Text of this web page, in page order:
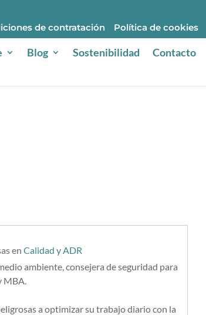
de contratación Política de cookies
Blog Sostenibilidad Contacto
enCalidad y ADR
ambiente, consejera de seguridad para
MBA.
a optimizar su trabajo diario con la